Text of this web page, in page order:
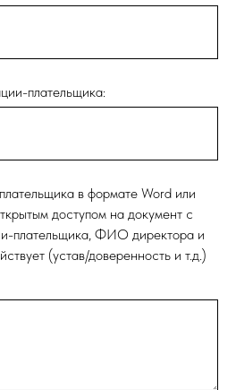
плательщика:
в формате Word или
доступом на документ с
плательщика, ФИО директора и
(устав/доверенность и т.д.)